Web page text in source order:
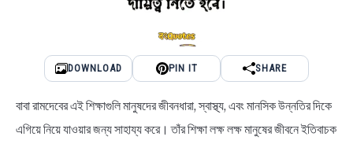
DOWNLOAD PIN IT SHARE
বাবা রামদেবের এই শিক্ষাগুলি মানুষদের জীবনধারা, স্বাস্থ্য, এবং মানসিক উন্নতির দিকে
এগিয়ে নিয়ে যাওয়ার জন্য সাহায্য করে। তাঁর শিক্ষা লক্ষ লক্ষ মানুষের জীবনে ইতিবাচক